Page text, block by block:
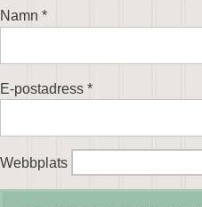
Namn *
E-postadress *
Webbplats